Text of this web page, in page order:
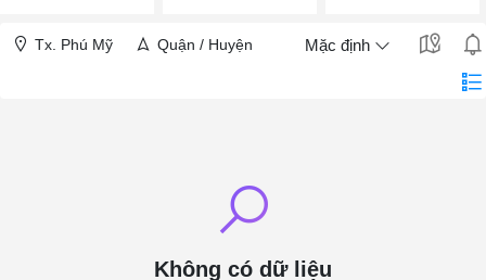
Tx. Phú Mỹ Quận / Huyện Mặc định
Không có dữ liệu